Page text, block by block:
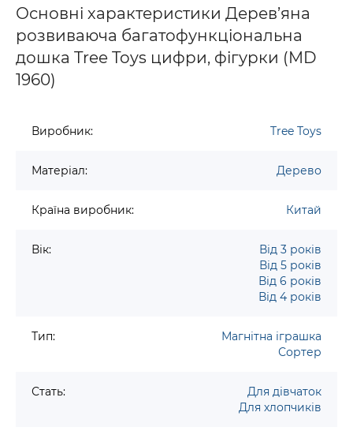
Основні характеристики Дерев’яна
розвиваюча багатофункціональна
дошка Tree Toys цифри, фігурки (MD
1960)
Виробник: Tree Toys
Матеріал: Дерево
Країна виробник: Китай
Вік:
Від 3 років
Від 5 років
Від 6 років
Від 4 років
Тип:
Магнітна іграшка
Сортер
Стать:
Для дівчаток
Для хлопчиків